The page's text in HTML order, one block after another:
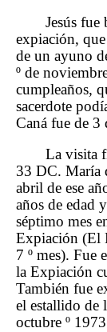
Jesús fue
expiación,
de un ayuno
º de
cumpleaños,
sacerdote
Caná fue de 3
La visita
33 DC. María
abril de ese
años de edad
séptimo mes
Expiación (El
7 º mes). Fue
la Expiación
También fue
el estallido de
octubre º